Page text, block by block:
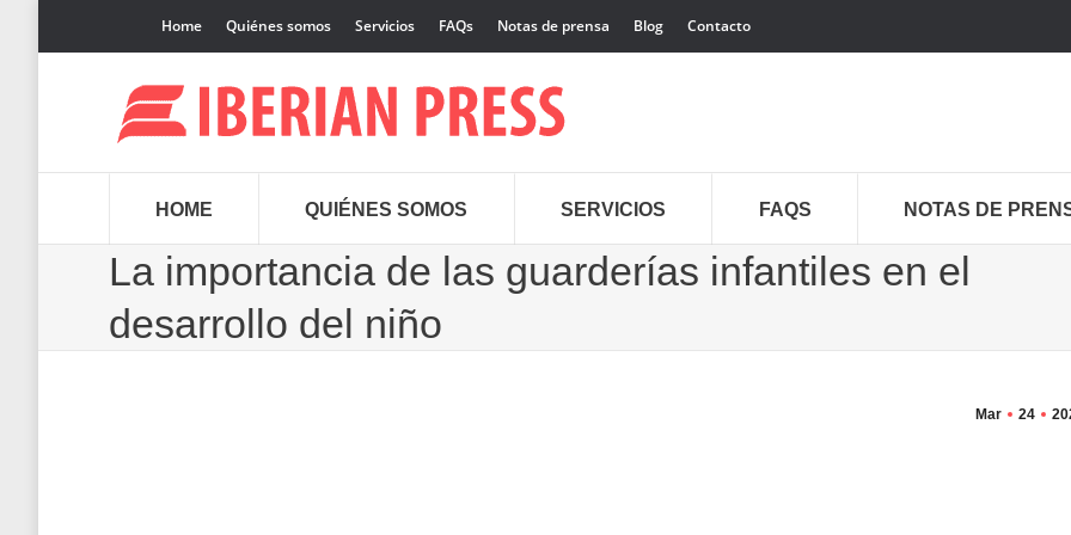
Home Quiénes somos Servicios FAQs Notas de prensa Blog Contacto
HOME QUIÉNES SOMOS SERVICIOS FAQS NOTAS DE
La importancia de las guarderías infantiles en el
desarrollo del niño
Mar 24